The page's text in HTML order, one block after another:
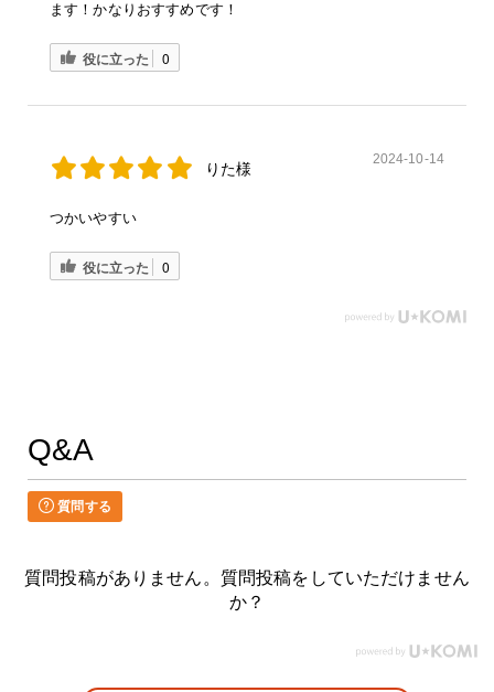
ます！かなりおすすめです！
役に立った 0
りた様
2024-10-14
つかいやすい
役に立った 0
Q&A
質問する
質問投稿がありません。質問投稿をしていただけません
か？